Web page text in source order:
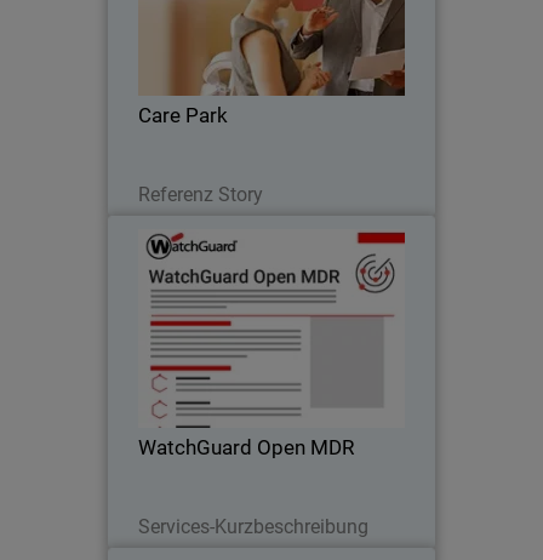
Care Park
Referenz Story
verbesserte die Sicherheitsintegration
und erweiterte die Abdeckung über
Netzwerk, Endpunkte und Server
hinweg.
Thumbnail
WatchGuard Open MDR
Services-Kurzbeschreibung
WatchGuard Open MDR
Body
Bedrohungserkennung und -
bekämpfung rund um die Uhr für
WatchGuard und Cloud-Sicherheits-
Tools von Drittanbietern. Holen Sie Ihre
Partner da ab, wo sie sind.